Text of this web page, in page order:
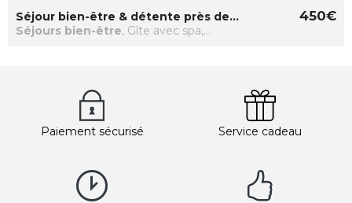
Séjour bien-être & détente près de
Lille
Séjours bien-être, Gîte avec spa,
450€
Paiement sécurisé Service cadeau